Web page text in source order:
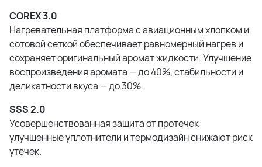
COREX 3.0
Нагревательная платформа с авиационным хлопком и
сотовой сеткой обеспечивает равномерный нагрев и
сохраняет оригинальный аромат жидкости. Улучшение
воспроизведения аромата — до 40%, стабильности и
деликатности вкуса — до 30%.
SSS 2.0
Усовершенствованная защита от протечек:
улучшенные уплотнители и термодизайн снижают риск
утечек.